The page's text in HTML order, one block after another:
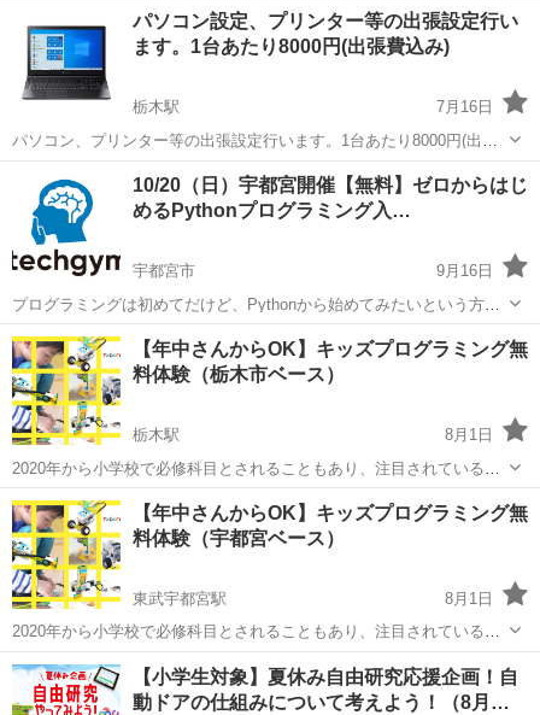
ルですので、グループレッスンが苦手な方向け。ご希望の内容又は初
心者でも丁寧にレッスン致します。マンツ...
下都賀郡 おもちゃのまち駅 Windows総合
ログハウス
パソコン設定、プリンター等の出張設定行い
ます。1台あたり8000円(出張費込み)
栃木駅
7月16日
パソコン、プリンター等の出張設定行います。1台あたり8000円(出張
費込み)。 Windowsパソコンのセッティング、初期設定行います。イン
ターネットショッピングや量販店で購入したノートパソコンなど、設
定わからない場合はぜ...
栃木駅 パソコン インストール
10/20（日）宇都宮開催【無料】ゼロからはじ
めるPythonプログラミング入…
宇都宮市
9月16日
プログラミングは初めてだけど、Pythonから始めてみたいという方の
ために、無料のハンズオン開発講座をご用意いたしました。 当講座
は、東京を中心に全国ですでに2600名以上の参加者が参加している人
気講座です。 http:...
栃木 宇都宮市 プログラミング
【年中さんからOK】キッズプログラミング無
料体験（栃木市ベース）
栃木駅
8月1日
2020年から小学校で必修科目とされることもあり、注目されている
「ロボット・プログラミング教室」。 robotec（ロボテック）では、レ
ゴを使ったロボット作りと、作ったロボットを動かすためのプログラ
ミングを学び、その過程で...
栃木 栃木市 栃木駅 プログラミング
【年中さんからOK】キッズプログラミング無
料体験（宇都宮ベース）
東武宇都宮駅
8月1日
2020年から小学校で必修科目とされることもあり、注目されている
「ロボット・プログラミング教室」。 robotec（ロボテック）では、レ
ゴを使ったロボット作りと、作ったロボットを動かすためのプログラ
ミングを学び、その過程で...
栃木 宇都宮市 東武宇都宮駅 プログラミング
【小学生対象】夏休み自由研究応援企画！自
動ドアの仕組みについて考えよう！（8月…